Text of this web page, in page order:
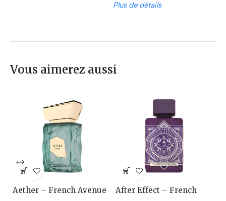
Plus de détails
Vous aimerez aussi
Aether – French Avenue
After Effect – French